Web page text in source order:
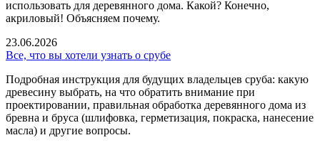
использовать для деревянного дома. Какой? Конечно,
акриловый! Объясняем почему.
23.06.2026
Все, что вы хотели узнать о срубе
Подробная инструкция для будущих владельцев сруба: какую
древесину выбрать, на что обратить внимание при
проектировании, правильная обработка деревянного дома из
бревна и бруса (шлифовка, герметизация, покраска, нанесение
масла) и другие вопросы.